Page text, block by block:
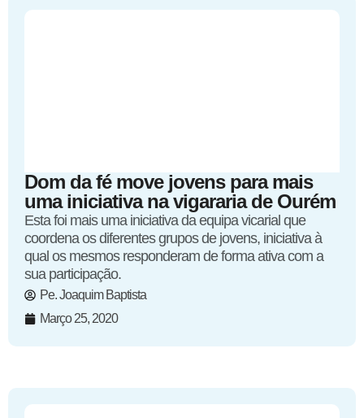
Dom da fé move jovens para mais
uma iniciativa na vigararia de Ourém
Esta foi mais uma iniciativa da equipa vicarial que
coordena os diferentes grupos de jovens, iniciativa à
qual os mesmos responderam de forma ativa com a
sua participação.
Pe. Joaquim Baptista
Março 25, 2020